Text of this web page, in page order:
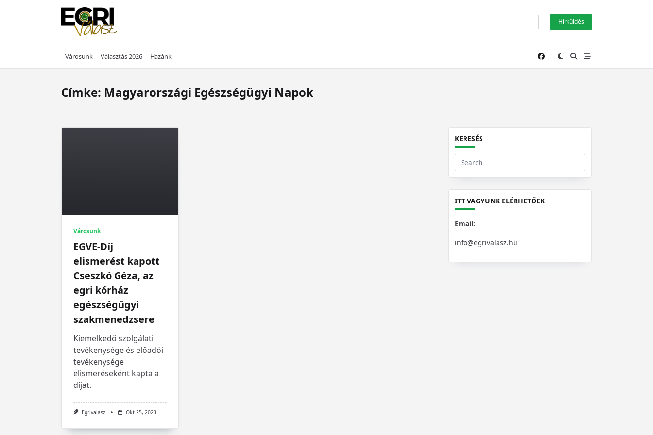
Hírküldés
Városunk Választás 2026 Hazánk
Címke: Magyarországi Egészségügyi Napok
Városunk
EGVE-Díj
elismerést kapott
Cseszkó Géza, az
egri kórház
egészségügyi
szakmenedzsere
Kiemelkedő szolgálati
tevékenysége és előadói
tevékenysége
elismeréseként kapta a
díjat.
Egrivalasz Okt 25, 2023
KERESÉS
Search
for:
ITT VAGYUNK ELÉRHETŐEK
Email:
info@egrivalasz.hu